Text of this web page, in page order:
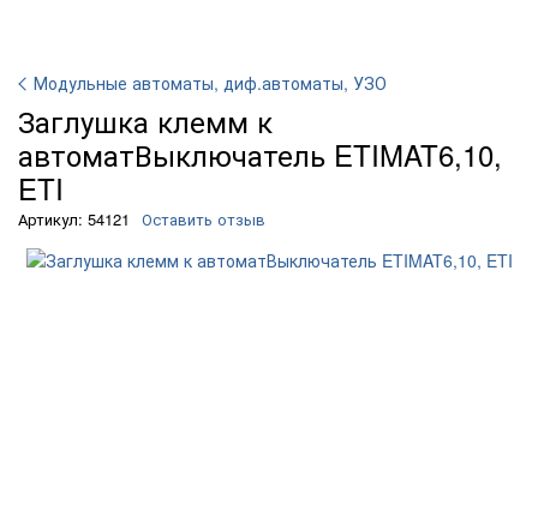
Модульные автоматы, диф.автоматы, УЗО
Заглушка клемм к
автоматВыключатель ETIMAT6,10,
ETI
Артикул: 54121 Оставить отзыв